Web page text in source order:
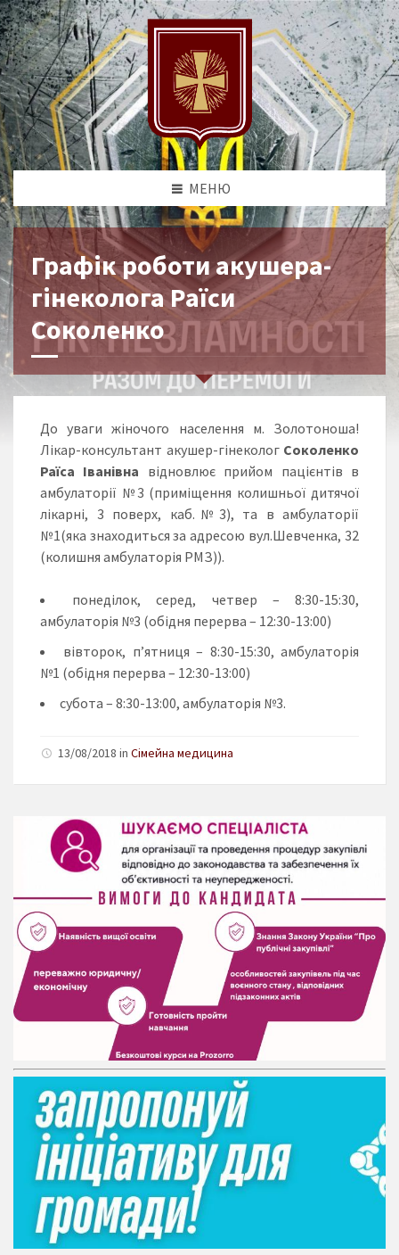
МЕНЮ
Графік роботи акушера-
гінеколога Раїси
Соколенко
До уваги жіночого населення м. Золотоноша!
Лікар-консультант акушер-гінекологСоколенко
Раїса Іванівна відновлює прийом пацієнтів в
амбулаторії №3 (приміщення колишньої дитячої
лікарні, 3 поверх, каб.№3), та в амбулаторії
№1(яка знаходиться за адресою вул.Шевченка, 32
(колишня амбулаторія РМЗ)).
понеділок, серед, четвер – 8:30-15:30,
амбулаторія №3 (обідня перерва – 12:30-13:00)
вівторок, п’ятниця – 8:30-15:30, амбулаторія
№1 (обідня перерва – 12:30-13:00)
субота – 8:30-13:00, амбулаторія №3.
13/08/2018 in Сімейна медицина